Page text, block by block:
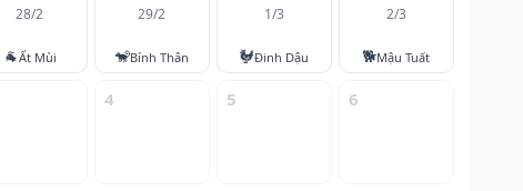
28/2
🐐Ất Mùi
29/2
🐒Bính Thân
1/3
🐓Đinh Dậu
2/3
🐕Mậu Tuất
4 5 6